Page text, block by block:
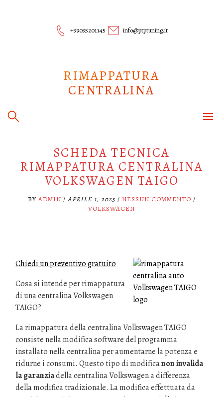
+39035201145 info@ptptuning.it
RIMAPPATURA
CENTRALINA
SCHEDA TECNICA
RIMAPPATURA CENTRALINA
VOLKSWAGEN TAIGO
BY ADMIN / APRILE 1, 2025/ NESSUN COMMENTO /
VOLKSWAGEN
Chiedi un preventivo gratuito
Cosa si intende per rimappatura
di una centralina Volkswagen
TAIGO?
La rimappatura della centralina Volkswagen TAIGO
consiste nella modifica software del programma
installato nella centralina per aumentarne la potenza e
ridurne i consumi. Questo tipo di modificanon invalida
la garanziadella centralina Volkswagen a differenza
della modifica tradizionale. La modifica effettuata da